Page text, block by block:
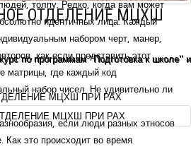
ОТДЕЛЕНИЕ МЦХШ
по программам "Подготовка к школе" и
толпу. Редко, когда вам может
идентичных лица. Каждый
набором черт, манер,
как если представить этот
матрицы, где каждый код
набор чисел. Не удивительно ли
если люди разных этносов
Как это происходит во время